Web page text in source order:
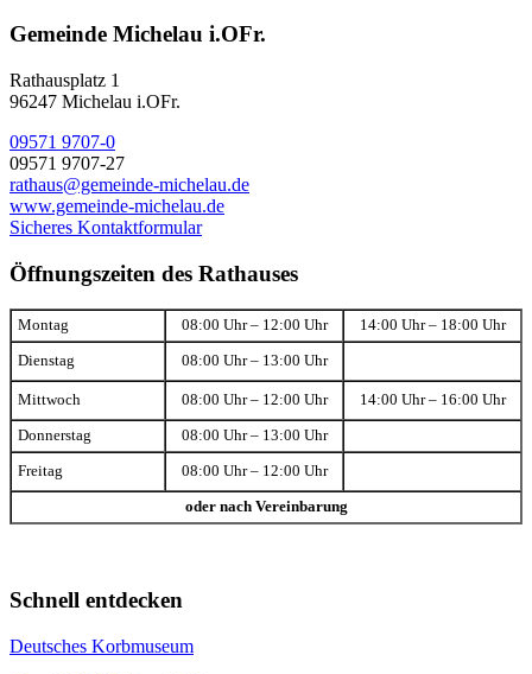
Gemeinde Michelau i.OFr.
Rathausplatz 1
96247 Michelau i.OFr.
09571 9707-0
09571 9707-27
rathaus@gemeinde-michelau.de
www.gemeinde-michelau.de
Sicheres Kontaktformular
Öffnungszeiten des Rathauses
Montag 08:00 Uhr – 12:00 Uhr 14:00 Uhr – 18:00 Uhr
Dienstag 08:00 Uhr – 13:00 Uhr
Mittwoch 08:00 Uhr – 12:00 Uhr 14:00 Uhr – 16:00 Uhr
Donnerstag 08:00 Uhr – 13:00 Uhr
Freitag 08:00 Uhr – 12:00 Uhr
oder nach Vereinbarung
Schnell entdecken
Deutsches Korbmuseum